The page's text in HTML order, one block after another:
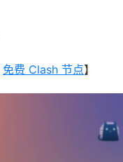
免费 Clash 节点】